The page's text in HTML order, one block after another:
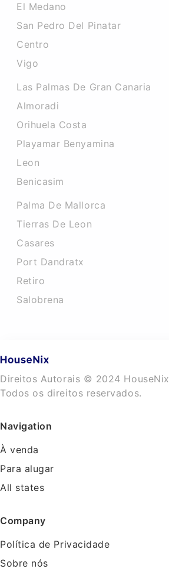
El Medano
San Pedro Del Pinatar
Centro
Vigo
Las Palmas De Gran Canaria
Almoradi
Orihuela Costa
Playamar Benyamina
Leon
Benicasim
Palma De Mallorca
Tierras De Leon
Casares
Port Dandratx
Retiro
Salobrena
Direitos Autorais © 2024 HouseNix
Todos os direitos reservados.
Navigation
À venda
Para alugar
All states
Company
Política de Privacidade
Sobre nós